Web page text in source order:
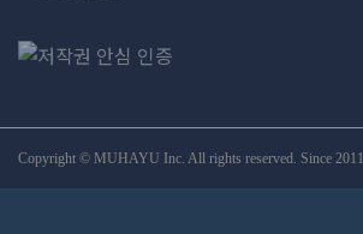
Copyright © MUHAYU Inc. All rights reserved. Since 2011